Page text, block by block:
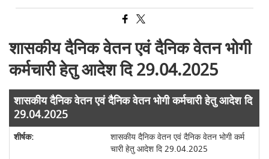
शासकीय दैनिक वेतन एवं दैनिक वेतन भोगी
कर्मचारी हेतु आदेश दि 29.04.2025
शासकीय दैनिक वेतन एवं दैनिक वेतन भोगी कर्मचारी हेतु आदेश दि
29.04.2025
शासकीय दैनिक वेतन एवं दैनिक वेतन भोगी कर्म
चारी हेतु आदेश दि 29.04.2025